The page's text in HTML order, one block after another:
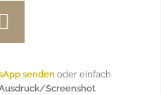
senden oder einfach
Screenshot